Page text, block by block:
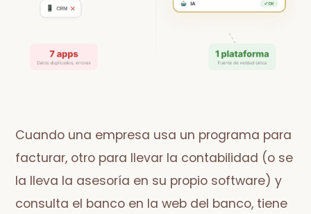
Cuando una empresa usa un programa para
facturar, otro para llevar la contabilidad (o se
la lleva la asesoría en su propio software) y
consulta el banco en la web del banco, tiene